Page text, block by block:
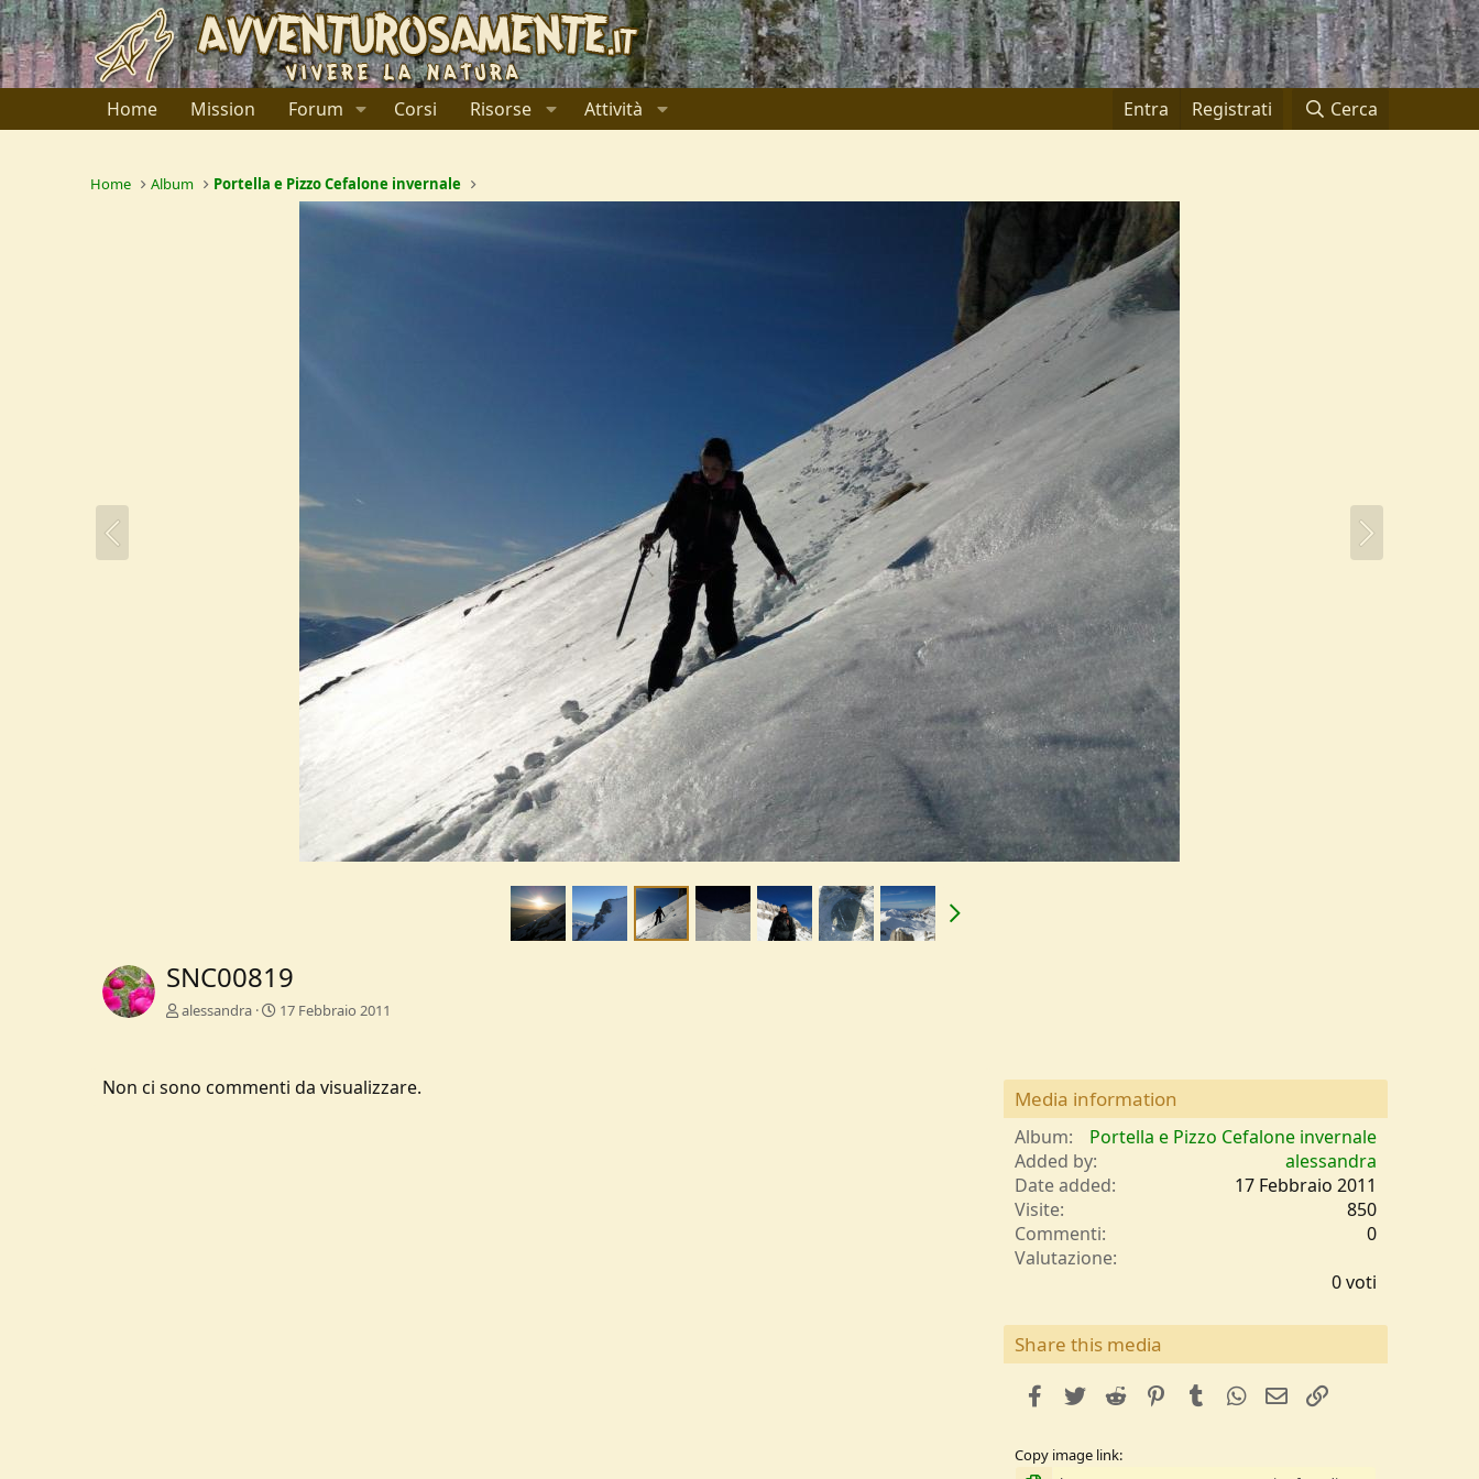
Home Mission Forum Corsi Risorse Attività Entra Registrati Cerca
Home Album Portella e Pizzo Cefalone invernale
SNC00819
alessandra 17 Febbraio 2011
Non ci sono commenti da visualizzare. Media information
Album
Portella e Pizzo Cefalone invernale
Added by
alessandra
Date added
17 Febbraio 2011
Visite
850
Commenti
0
Valutazione
0
t
0 voti
Share this media
facebookTwitterReddit PinterestTumblrWhatsApp
e-mail
Copy image link